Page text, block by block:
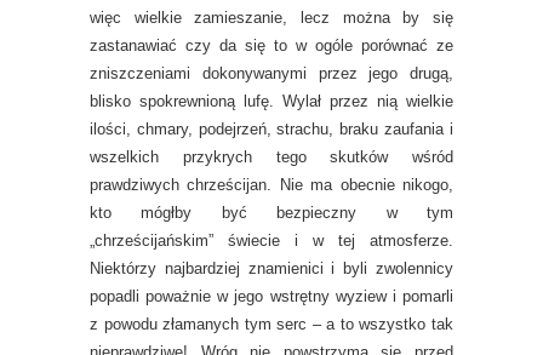
więc wielkie zamieszanie, lecz można by się
zastanawiać czy da się to w ogóle porównać ze
zniszczeniami dokonywanymi przez jego drugą,
blisko spokrewnioną lufę. Wylał przez nią wielkie
ilości, chmary, podejrzeń, strachu, braku zaufania i
wszelkich przykrych tego skutków wśród
prawdziwych chrześcijan. Nie ma obecnie nikogo,
kto mógłby być bezpieczny w tym
„chrześcijańskim” świecie i w tej atmosferze.
Niektórzy najbardziej znamienici i byli zwolennicy
popadli poważnie w jego wstrętny wyziew i pomarli
z powodu złamanych tym serc – a to wszystko tak